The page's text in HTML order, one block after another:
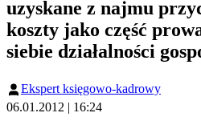
uzyskane z najmu
koszty jako część
siebie działalności
Ekspert księgowo-kadrowy
06.01.2012 | 16:24